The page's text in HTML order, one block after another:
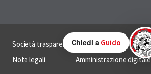
Società trasparente
Privacy
Note legali
Amministrazione digitale
Chiedi a Guido